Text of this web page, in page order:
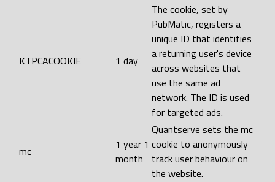
KTPCACOOKIE 1 day
The cookie, set by
PubMatic, registers a
unique ID that identifies
a returning user's device
across websites that
use the same ad
network. The ID is used
for targeted ads.
mc
1 year 1
month
Quantserve sets the mc
cookie to anonymously
track user behaviour on
the website.